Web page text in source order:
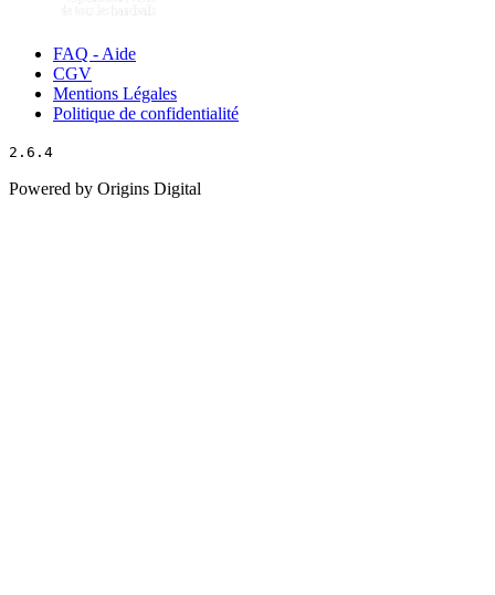
FAQ - Aide
CGV
Mentions Légales
Politique de confidentialité
2.6.4
Powered by Origins Digital